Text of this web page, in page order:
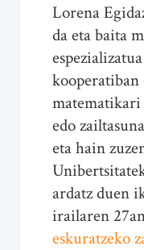
Lorena
da eta baita
kooperatiban
edo
eta hain
ardatz duen
irailaren
eskuratzeko